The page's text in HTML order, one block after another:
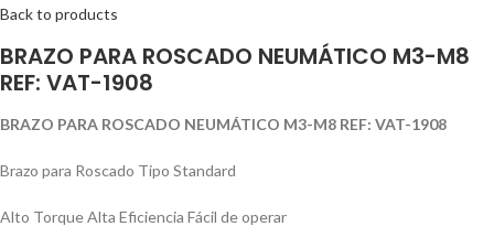
Back to products
BRAZO PARA ROSCADO NEUMÁTICO M3-M8
REF: VAT-1908
BRAZO PARA ROSCADO NEUMÁTICO M3-M8 REF: VAT-1908
Brazo para Roscado Tipo Standard
Alto Torque Alta Eficiencia Fácil de operar